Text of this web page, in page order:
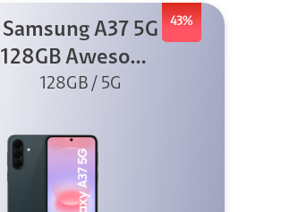
43%
Samsung A37 5G
128GB Awesome
Graygreen
128GB / 5G